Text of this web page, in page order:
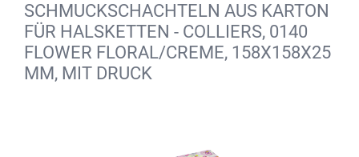
SCHMUCKSCHACHTELN AUS KARTON
FÜR HALSKETTEN - COLLIERS, 0140
FLOWER FLORAL/CREME, 158X158X25
MM, MIT DRUCK